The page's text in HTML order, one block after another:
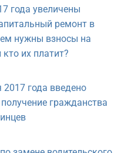
года увеличены
ремонт в
нужны взносы на
их платит?
2017 года введено
гражданства